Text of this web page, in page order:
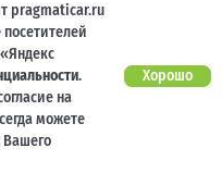
минуту
pragmaticar.ru
.
на
можете
Хорошо